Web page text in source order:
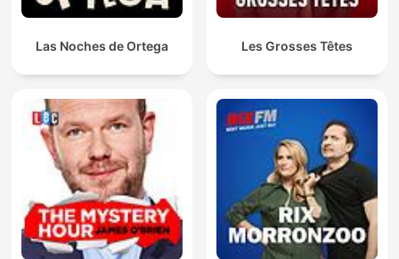
Las Noches de Ortega Les Grosses Têtes